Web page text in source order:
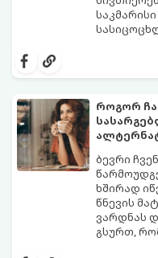
უბრალოდ
დალევა
აქციოთ.
როგორ
ბევრი
ხშირად
წნევის
ვარდნას
გსურთ,